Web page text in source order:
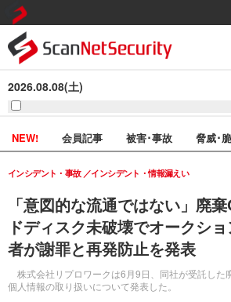
2026.08.08(土)
NEW! 会員記事 被害･事故 脅威･
「意図的な流通ではない」廃
ドディスク未破壊でオークシ
者が謝罪と再発防止を発表
株式会社リプロワークは6月9日、同社が受託した
個人情報の取り扱いについて発表した。
インシデント・事故 インシデント・情報漏えい